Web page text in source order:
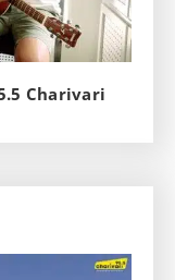
Charivari